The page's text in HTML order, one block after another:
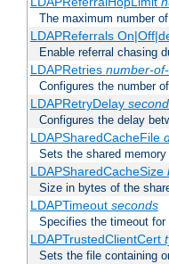
The maximum number
LDAPReferrals
Enable referral chasing
LDAPRetries number-
Configures the number
LDAPRetryDelay
Configures the delay
LDAPSharedCacheFile
Sets the shared
LDAPSharedCacheSize
Size in bytes of the
LDAPTimeout seconds
Specifies the timeout
LDAPTrustedClientCert
Sets the file containing